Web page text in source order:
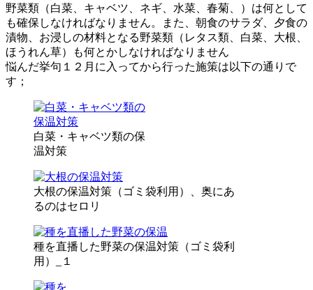
野菜類（白菜、キャベツ、ネギ、水菜、春菊、）は何として
も確保しなければなりません。また、朝食のサラダ、夕食の
漬物、お浸しの材料となる野菜類（レタス類、白菜、大根、
ほうれん草）も何とかしなければなりません
悩んだ挙句１２月に入ってから行った施策は以下の通りで
す；
白菜・キャベツ類の保
温対策
大根の保温対策（ゴミ袋利用）、奥にあ
るのはセロリ
種を直播した野菜の保温対策（ゴミ袋利
用）_１